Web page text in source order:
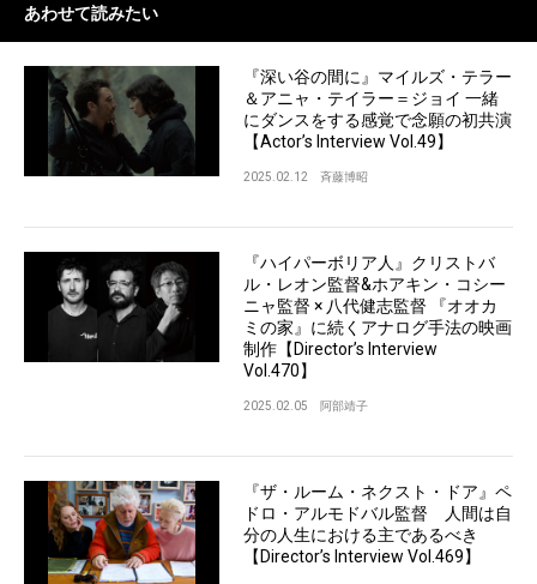
あわせて読みたい
『深い谷の間に』マイルズ・テラー
＆アニャ・テイラー＝ジョイ 一緒
にダンスをする感覚で念願の初共演
【Actor’s Interview Vol.49】
2025.02.12 斉藤博昭
『ハイパーボリア人』クリストバ
ル・レオン監督&ホアキン・コシー
ニャ監督 × 八代健志監督 『オオカ
ミの家』に続くアナログ手法の映画
制作【Director’s Interview
Vol.470】
2025.02.05 阿部靖子
『ザ・ルーム・ネクスト・ドア』ペ
ドロ・アルモドバル監督 人間は自
分の人生における主であるべき
【Director’s Interview Vol.469】